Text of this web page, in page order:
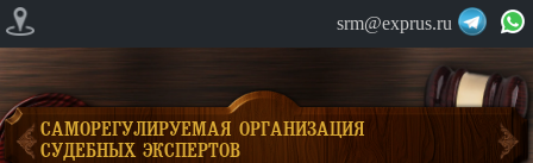
srm@exprus.ru
САМОРЕГУЛИРУЕМАЯ ОРГАНИЗАЦИЯ
СУДЕБНЫХ ЭКСПЕРТОВ